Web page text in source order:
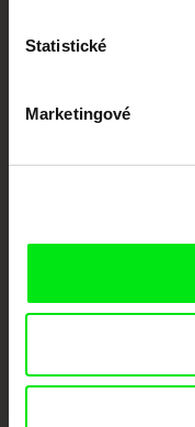
Statistické
Marketingové